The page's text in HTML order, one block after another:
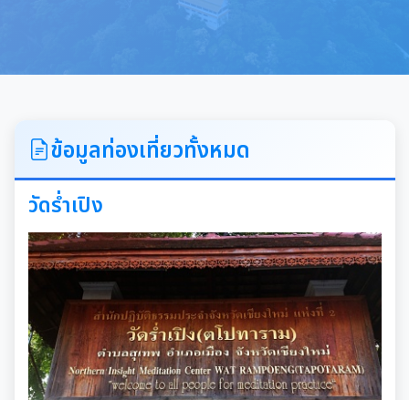
ข้อมูลท่องเที่ยวทั้งหมด
วัดร่ำเปิง